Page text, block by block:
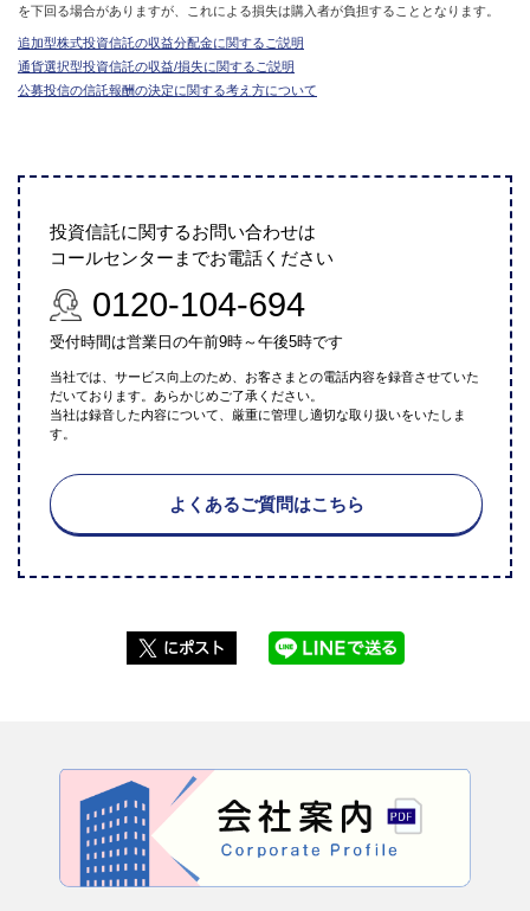
を下回る場合がありますが、これによる損失は購入者が負担することとなります。
追加型株式投資信託の収益分配金に関するご説明
通貨選択型投資信託の収益/損失に関するご説明
公募投信の信託報酬の決定に関する考え方について
投資信託に関するお問い合わせは
コールセンターまでお電話ください
0120-104-694
受付時間は営業日の午前9時～午後5時です
当社では、サービス向上のため、お客さまとの電話内容を録音させていた
だいております。あらかじめご了承ください。
当社は録音した内容について、厳重に管理し適切な取り扱いをいたしま
す。
よくあるご質問はこちら